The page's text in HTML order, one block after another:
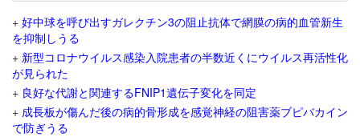
+ 好中球を呼び出すガレクチン3の阻止抗体で網膜の病的血管新生
を抑制しうる
+ 新型コロナウイルス感染入院患者の半数近くにウイルス再活性化
が見られた
+ 良好な代謝と関連するFNIP1遺伝子変化を同定
+ 成長板が傷んだ後の病的骨形成を感覚神経の阻害薬ブピバカイン
で防ぎうる